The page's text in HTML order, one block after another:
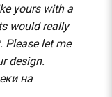
yours with a
would really
Please let me
design.
на